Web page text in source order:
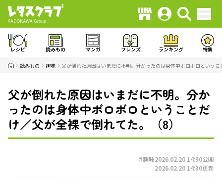
レシピ 読みもの マンガ フレンズ ランキング 特集
読みもの 趣味 父が倒れた原因はいまだに不明。分かったのは身体中ボロボロという
父が倒れた原因はいまだに不明。分か
ったのは身体中ボロボロということだ
け／父が全裸で倒れてた。（8）
#趣味2026.02.20 14:30公開
2026.02.20 14:30更新